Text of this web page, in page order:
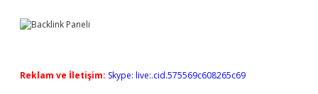
Reklam ve İletişim: Skype: live:.cid.575569c608265c69